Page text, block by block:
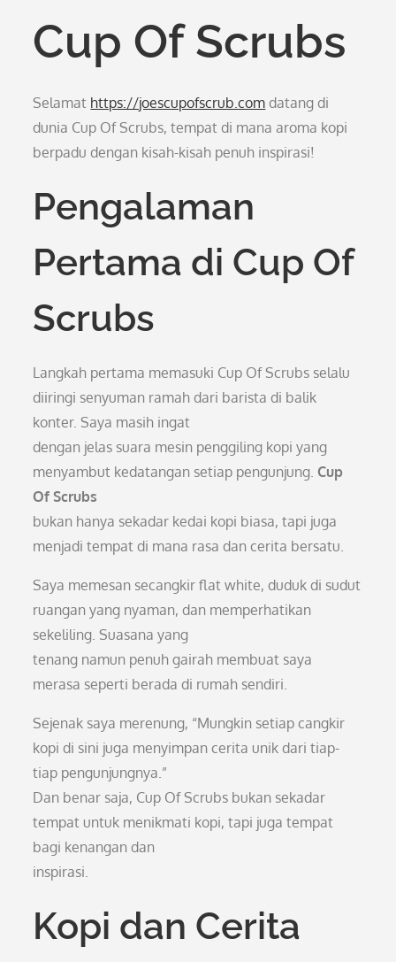
Cup Of Scrubs
Selamat https://joescupofscrub.com datang di
dunia Cup Of Scrubs, tempat di mana aroma kopi
berpadu dengan kisah-kisah penuh inspirasi!
Pengalaman
Pertama di Cup Of
Scrubs
Langkah pertama memasuki Cup Of Scrubs selalu
diiringi senyuman ramah dari barista di balik
konter. Saya masih ingat
dengan jelas suara mesin penggiling kopi yang
menyambut kedatangan setiap pengunjung. Cup
Of Scrubs
bukan hanya sekadar kedai kopi biasa, tapi juga
menjadi tempat di mana rasa dan cerita bersatu.
Saya memesan secangkir flat white, duduk di sudut
ruangan yang nyaman, dan memperhatikan
sekeliling. Suasana yang
tenang namun penuh gairah membuat saya
merasa seperti berada di rumah sendiri.
Sejenak saya merenung, “Mungkin setiap cangkir
kopi di sini juga menyimpan cerita unik dari tiap-
tiap pengunjungnya.”
Dan benar saja, Cup Of Scrubs bukan sekadar
tempat untuk menikmati kopi, tapi juga tempat
bagi kenangan dan
inspirasi.
Kopi dan Cerita